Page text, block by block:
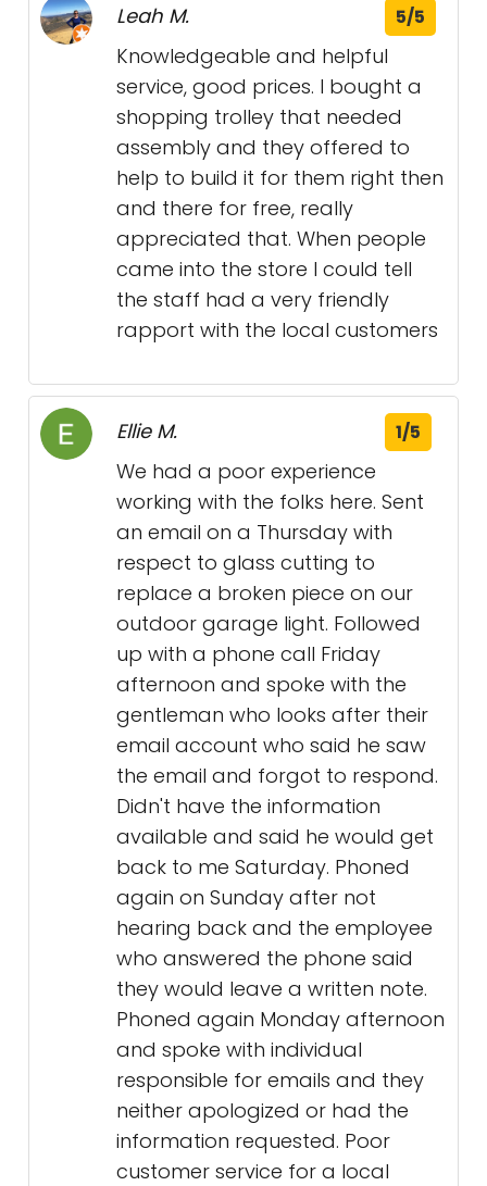
Leah M. 5/5
Knowledgeable and helpful
service, good prices. I bought a
shopping trolley that needed
assembly and they offered to
help to build it for them right then
and there for free, really
appreciated that. When people
came into the store I could tell
the staff had a very friendly
rapport with the local customers
Ellie M. 1/5
We had a poor experience
working with the folks here. Sent
an email on a Thursday with
respect to glass cutting to
replace a broken piece on our
outdoor garage light. Followed
up with a phone call Friday
afternoon and spoke with the
gentleman who looks after their
email account who said he saw
the email and forgot to respond.
Didn't have the information
available and said he would get
back to me Saturday. Phoned
again on Sunday after not
hearing back and the employee
who answered the phone said
they would leave a written note.
Phoned again Monday afternoon
and spoke with individual
responsible for emails and they
neither apologized or had the
information requested. Poor
customer service for a local